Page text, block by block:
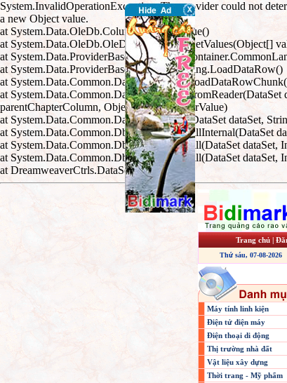
System.InvalidOperationException: The provider could not
a new Object value.
at System.Data.OleDb.ColumnBinding.Value()
at System.Data.OleDb.OleDbDataReader.GetValues(Object[]
at
at System.Data.ProviderBase.SchemaMapping.LoadDataRow()
at
at
parentChapterColumn, Object parentChapterValue)
at System.Data.Common.DataAdapter.Fill(DataSet dataSet,
at System.Data.Common.DbDataAdapter.FillInternal(DataSet
at System.Data.Common.DbDataAdapter.Fill(DataSet
at System.Data.Common.DbDataAdapter.Fill(DataSet dataSet,
at DreamweaverCtrls.DataSet.DoInit()
Trang chủ|
Thứ sáu, 07-08-2026
Máy tính linh kiện
Điện tử điện máy
Điện thoại di động
Thị trường nhà đất
Vật liệu xây dựng
Thời trang - Mỹ phẩm